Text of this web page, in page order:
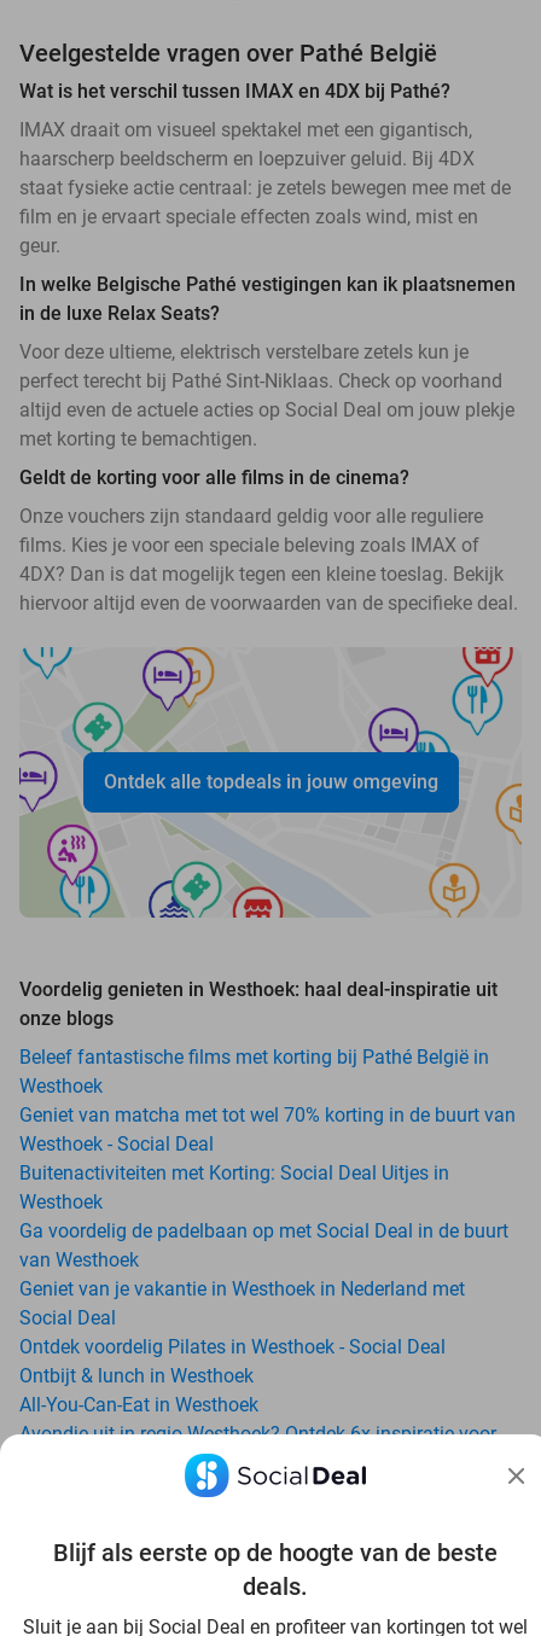
Blijf als eerste op de hoogte van de beste
deals.
Sluit je aan bij Social Deal en profiteer van kortingen tot wel
Veelgestelde vragen over Pathé België
Wat is het verschil tussen IMAX en 4DX bij Pathé?
IMAX draait om visueel spektakel met een gigantisch,
haarscherp beeldscherm en loepzuiver geluid. Bij 4DX
staat fysieke actie centraal: je zetels bewegen mee met de
film en je ervaart speciale effecten zoals wind, mist en
geur.
In welke Belgische Pathé vestigingen kan ik plaatsnemen
in de luxe Relax Seats?
Voor deze ultieme, elektrisch verstelbare zetels kun je
perfect terecht bij Pathé Sint-Niklaas. Check op voorhand
altijd even de actuele acties op Social Deal om jouw plekje
met korting te bemachtigen.
Geldt de korting voor alle films in de cinema?
Onze vouchers zijn standaard geldig voor alle reguliere
films. Kies je voor een speciale beleving zoals IMAX of
4DX? Dan is dat mogelijk tegen een kleine toeslag. Bekijk
hiervoor altijd even de voorwaarden van de specifieke deal.
Ontdek alle topdeals in jouw omgeving
Voordelig genieten in Westhoek: haal deal-inspiratie uit
onze blogs
Beleef fantastische films met korting bij Pathé België in
Westhoek
Geniet van matcha met tot wel 70% korting in de buurt van
Westhoek - Social Deal
Buitenactiviteiten met Korting: Social Deal Uitjes in
Westhoek
Ga voordelig de padelbaan op met Social Deal in de buurt
van Westhoek
Geniet van je vakantie in Westhoek in Nederland met
Social Deal
Ontdek voordelig Pilates in Westhoek - Social Deal
Ontbijt & lunch in Westhoek
All-You-Can-Eat in Westhoek
Avondje uit in regio Westhoek? Ontdek 6x inspiratie voor
een onvergetelijke avond
Bellewaerde Aquapark: zoveel zwemplezier, da’s nie
Date ideeën voor Westhoek en omgeving: ontdek 16 tips